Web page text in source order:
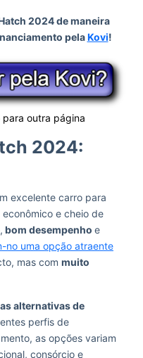
2024 de maneira
pelaKovi!
outra página
2024:
excelente carro para
e cheio de
bom desempenho e
no uma opção atraente
mas com muito
alternativas de
perfis de
as opções variam
consórcio e